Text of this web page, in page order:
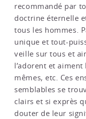
recommandé par
doctrine éternelle
tous les hommes.
unique et tout-
veille sur tous et
l’adorent et
mêmes, etc. Ces
semblables se
clairs et si exprès
douter de leur